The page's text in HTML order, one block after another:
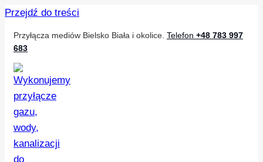
Przejdź do treści
Przyłącza mediów Bielsko Biała i okolice. Telefon +48 783 997
683